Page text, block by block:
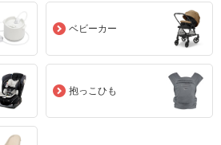
ベビーカー
抱っこひも